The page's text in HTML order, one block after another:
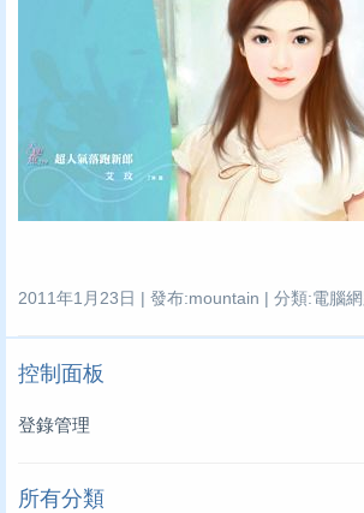
2011年1月23日 | 發布:mountain | 分類:電腦
控制面板
登錄管理
所有分類